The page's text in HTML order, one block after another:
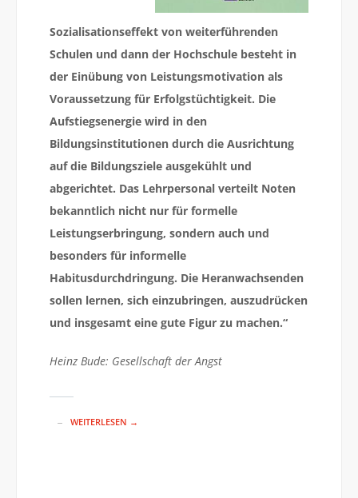
Sozialisationseffekt von weiterführenden
Schulen und dann der Hochschule besteht in
der Einübung von Leistungsmotivation als
Voraussetzung für Erfolgstüchtigkeit. Die
Aufstiegsenergie wird in den
Bildungsinstitutionen durch die Ausrichtung
auf die Bildungsziele ausgekühlt und
abgerichtet. Das Lehrpersonal verteilt Noten
bekanntlich nicht nur für formelle
Leistungserbringung, sondern auch und
besonders für informelle
Habitusdurchdringung. Die Heranwachsenden
sollen lernen, sich einzubringen, auszudrücken
und insgesamt eine gute Figur zu machen.“
Heinz Bude: Gesellschaft der Angst
WEITERLESEN →